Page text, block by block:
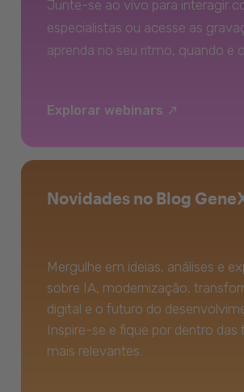
Junte-se ao vivo para interagir
especialistas ou acesse as
aprenda no seu ritmo, quando e
Explorar webinars
Novidades no Blog
Mergulhe em ideias, análises e
sobre IA, modernização,
digital e o futuro do
Inspire-se e fique por dentro das
mais relevantes.